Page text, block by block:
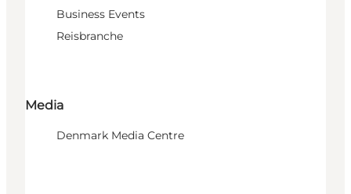
Business Events
Reisbranche
Media
Denmark Media Centre